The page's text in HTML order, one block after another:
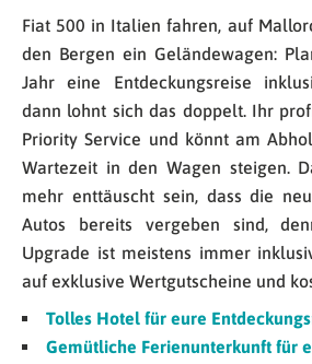
Fiat 500 in Italien fahren, auf
den Bergen ein Geländewagen:
Jahr eine Entdeckungsreise
dann lohnt sich das doppelt. Ihr
Priority Service und könnt am
Wartezeit in den Wagen steigen.
mehr enttäuscht sein, dass die
Autos bereits vergeben sind,
Upgrade ist meistens immer
auf exklusive Wertgutscheine und
Tolles Hotel für eure
Gemütliche Ferienunterkunft für